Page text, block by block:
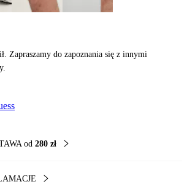
Zapraszamy do zapoznania się z innymi
od 280 zł